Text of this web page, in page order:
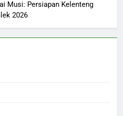
Musi: Persiapan Kelenteng
2026